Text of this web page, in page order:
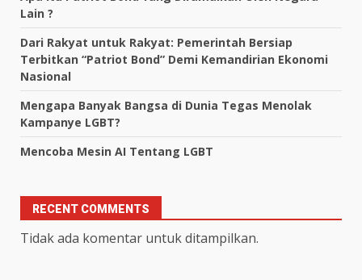
Lain ?
Dari Rakyat untuk Rakyat: Pemerintah Bersiap
Terbitkan “Patriot Bond” Demi Kemandirian Ekonomi
Nasional
Mengapa Banyak Bangsa di Dunia Tegas Menolak
Kampanye LGBT?
Mencoba Mesin AI Tentang LGBT
RECENT COMMENTS
Tidak ada komentar untuk ditampilkan.